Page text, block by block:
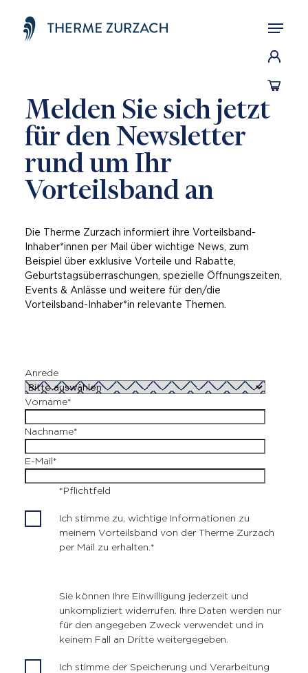
FITNESSCENTER
FAMILIEN
Preise & Tickets
Öffnungszeiten
Gutscheine
Services
Aktuelle Gästeanzahl
tief
Melden Sie sich jetzt
für den Newsletter
rund um Ihr
Vorteilsband an
Die Therme Zurzach informiert ihre Vorteilsband-
Inhaber*innen per Mail über wichtige News, zum
Beispiel über exklusive Vorteile und Rabatte,
Geburtstagsüberraschungen, spezielle Öffnungszeiten,
Events & Anlässe und weitere für den/die
Vorteilsband-Inhaber*in relevante Themen.
Anrede
Vorname*
Nachname*
E-Mail*
*Pflichtfeld
Ich stimme zu, wichtige Informationen zu
meinem Vorteilsband von der Therme Zurzach
per Mail zu erhalten.*
Sie können Ihre Einwilligung jederzeit und
unkompliziert widerrufen. Ihre Daten werden nur
für den angegeben Zweck verwendet und in
keinem Fall an Dritte weitergegeben.
Ich stimme der Speicherung und Verarbeitung